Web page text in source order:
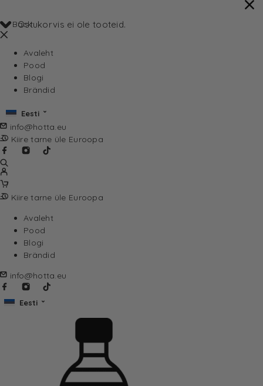
Ostukorvis ei ole tooteid.
Back
Avaleht
Pood
Blogi
Brändid
Eesti
info@hotta.eu
Kiire tarne üle Euroopa
Kiire tarne üle Euroopa
Avaleht
Pood
Blogi
Brändid
info@hotta.eu
Eesti